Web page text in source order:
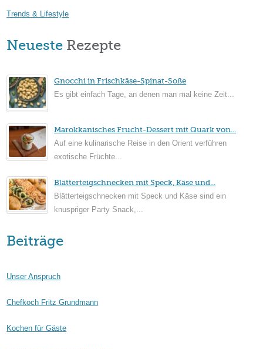
Trends & Lifestyle
Neueste Rezepte
Gnocchi in Frischkäse-Spinat-Soße
Es gibt einfach Tage, an denen man mal keine Zeit...
Marokkanisches Frucht-Dessert mit Quark von...
Auf eine kulinarische Reise in den Orient verführen
exotische Früchte...
Blätterteigschnecken mit Speck, Käse und...
Blätterteigschnecken mit Speck und Käse sind ein
knuspriger Party Snack,...
Beiträge
Unser Anspruch
Chefkoch Fritz Grundmann
Kochen für Gäste